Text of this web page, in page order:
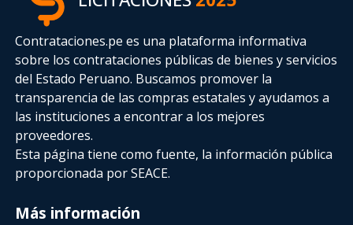
Contrataciones.pe es una plataforma informativa
sobre los contrataciones públicas de bienes y servicios
del Estado Peruano. Buscamos promover la
transparencia de las compras estatalesy ayudamos a
las instituciones a encontrar a los mejores
proveedores.
Esta página tiene como fuente, la información pública
proporcionada por SEACE.
Más información